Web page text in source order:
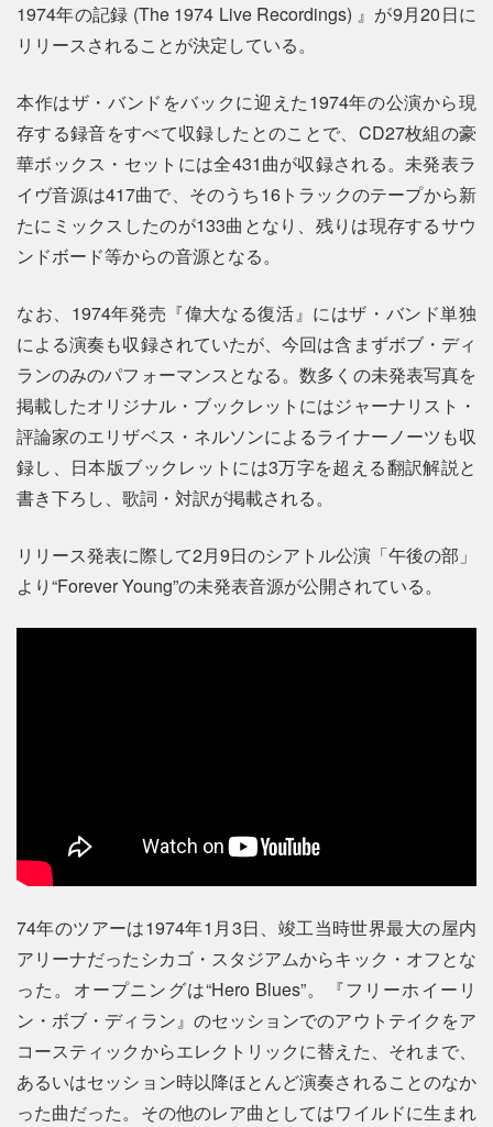
1974年の記録 (The 1974 Live Recordings) 』が9月20日に
リリースされることが決定している。
本作はザ・バンドをバックに迎えた1974年の公演から現
存する録音をすべて収録したとのことで、CD27枚組の豪
華ボックス・セットには全431曲が収録される。未発表ラ
イヴ音源は417曲で、そのうち16トラックのテープから新
たにミックスしたのが133曲となり、残りは現存するサウ
ンドボード等からの音源となる。
なお、1974年発売『偉大なる復活』にはザ・バンド単独
による演奏も収録されていたが、今回は含まずボブ・ディ
ランのみのパフォーマンスとなる。数多くの未発表写真を
掲載したオリジナル・ブックレットにはジャーナリスト・
評論家のエリザベス・ネルソンによるライナーノーツも収
録し、日本版ブックレットには3万字を超える翻訳解説と
書き下ろし、歌詞・対訳が掲載される。
リリース発表に際して2月9日のシアトル公演「午後の部」
より“Forever Young”の未発表音源が公開されている。
74年のツアーは1974年1月3日、竣工当時世界最大の屋内
アリーナだったシカゴ・スタジアムからキック・オフとな
った。オープニングは“Hero Blues”。『フリーホイーリ
ン・ボブ・ディラン』のセッションでのアウトテイクをア
コースティックからエレクトリックに替えた、それまで、
あるいはセッション時以降ほとんど演奏されることのなか
った曲だった。その他のレア曲としてはワイルドに生まれ